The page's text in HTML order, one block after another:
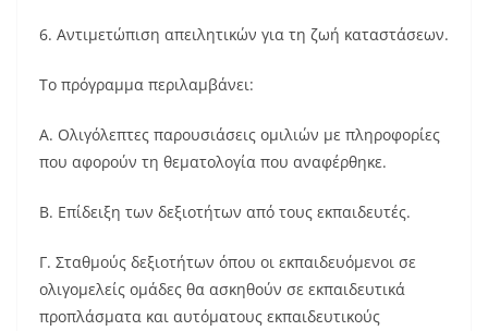
6. Αντιμετώπιση απειλητικών για τη ζωή καταστάσεων.
Το πρόγραμμα περιλαμβάνει:
Α. Ολιγόλεπτες παρουσιάσεις ομιλιών με πληροφορίες
που αφορούν τη θεματολογία που αναφέρθηκε.
Β. Επίδειξη των δεξιοτήτων από τους εκπαιδευτές.
Γ. Σταθμούς δεξιοτήτων όπου οι εκπαιδευόμενοι σε
ολιγομελείς ομάδες θα ασκηθούν σε εκπαιδευτικά
προπλάσματα και αυτόματους εκπαιδευτικούς